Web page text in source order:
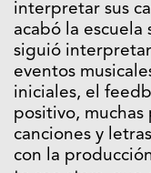
interpretar sus
acabó la
siguió
eventos
iniciales, el
positivo, muchas
canciones y
con la